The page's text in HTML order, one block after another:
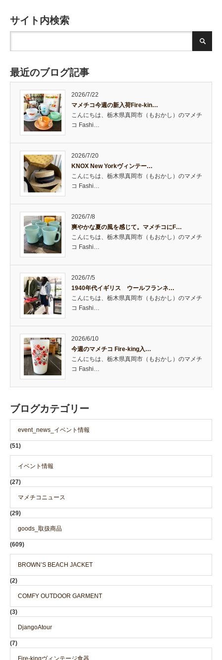
サイト内検索
最近のブログ記事
2026/7/22
マメチコ今週の新入荷Fire-kin…
こんにちは、栃木県真岡市（もおかし）のマメチ
コ Fashi…
2026/7/20
KNOX New Yorkヴィンテー…
こんにちは、栃木県真岡市（もおかし）のマメチ
コ Fashi…
2026/7/8
爽やかな夏の風を感じて。マメチコにF…
こんにちは、栃木県真岡市（もおかし）のマメチ
コ Fashi…
2026/7/5
1940年代イギリス ウールフランネ…
こんにちは、栃木県真岡市（もおかし）のマメチ
コ Fashi…
2026/6/10
今週のマメチコ Fire-king入…
こんにちは、栃木県真岡市（もおかし）のマメチ
コ Fashi…
ブログカテゴリー
event_news_イベント情報
(51)
イベント情報
(27)
マメチコニュース
(29)
goods_取扱商品
(609)
BROWN’S BEACH JACKET
(2)
COMFY OUTDOOR GARMENT
(3)
DjangoAtour
(7)
Fire-kingヴィンテージ食器